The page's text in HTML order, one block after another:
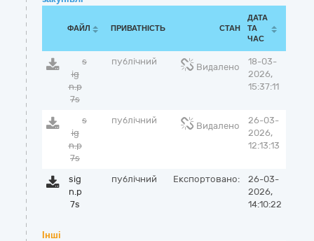
ФАЙЛ ПРИВАТНІСТЬ СТАН
ДАТА
ТА
ЧАС
s
ig
n.p
7s
публічний
Видалено
18-03-
2026,
15:37:11
s
ig
n.p
7s
публічний
Видалено
26-03-
2026,
12:13:13
sig
n.p
7s
публічний Експортовано:
26-03-
2026,
14:10:22
Інші